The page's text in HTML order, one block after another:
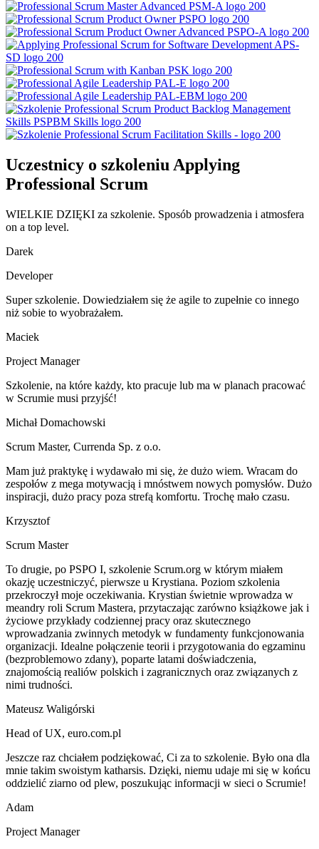
Uczestnicy o szkoleniu Applying
Professional Scrum
WIELKIE DZIĘKI za szkolenie. Sposób prowadzenia i atmosfera
on a top level.
Darek
Developer
Super szkolenie. Dowiedziałem się że agile to zupełnie co innego
niż sobie to wyobrażałem.
Maciek
Project Manager
Szkolenie, na które każdy, kto pracuje lub ma w planach pracować
w Scrumie musi przyjść!
Michał Domachowski
Scrum Master, Currenda Sp. z o.o.
Mam już praktykę i wydawało mi się, że dużo wiem. Wracam do
zespołów z mega motywacją i mnóstwem nowych pomysłów. Dużo
inspiracji, dużo pracy poza strefą komfortu. Trochę mało czasu.
Krzysztof
Scrum Master
To drugie, po PSPO I, szkolenie Scrum.org w którym miałem
okazję uczestniczyć, pierwsze u Krystiana. Poziom szkolenia
przekroczył moje oczekiwania. Krystian świetnie wprowadza w
meandry roli Scrum Mastera, przytaczając zarówno książkowe jak i
życiowe przykłady codziennej pracy oraz skutecznego
wprowadzania zwinnych metodyk w fundamenty funkcjonowania
organizacji. Idealne połączenie teorii i przygotowania do egzaminu
(bezproblemowo zdany), poparte latami doświadczenia,
znajomością realiów polskich i zagranicznych oraz związanych z
nimi trudności.
Mateusz Waligórski
Head of UX, euro.com.pl
Jeszcze raz chciałem podziękować, Ci za to szkolenie. Było ona dla
mnie takim swoistym katharsis. Dzięki, niemu udaje mi się w końcu
oddzielić ziarno od plew, poszukując informacji w sieci o Scrumie!
Adam
Project Manager